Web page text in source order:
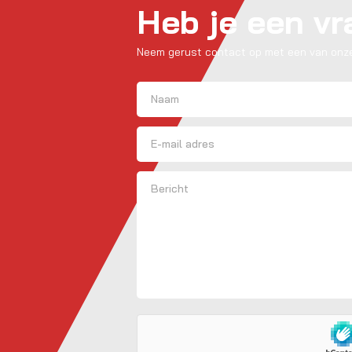
Heb je een
Neem gerust contact op met een van
Naam
Voornaam
E-mailadres
Bericht